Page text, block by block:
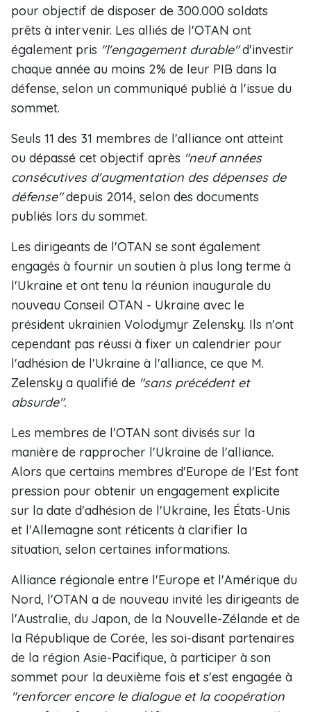
pour objectif de disposer de 300.000 soldats
prêts à intervenir. Les alliés de l'OTAN ont
également pris "l'engagement durable"d'investir
chaque année au moins 2% de leur PIB dans la
défense, selon un communiqué publié à l'issue du
sommet.
Seuls 11 des 31 membres de l'alliance ont atteint
ou dépassé cet objectif après "neuf années
consécutives d'augmentation des dépenses de
défense"depuis 2014, selon des documents
publiés lors du sommet.
Les dirigeants de l'OTAN se sont également
engagés à fournir un soutien à plus long terme à
l'Ukraine et ont tenu la réunion inaugurale du
nouveau Conseil OTAN - Ukraine avec le
président ukrainien Volodymyr Zelensky. Ils n'ont
cependant pas réussi à fixer un calendrier pour
l'adhésion de l'Ukraine à l'alliance, ce que M.
Zelensky a qualifié de "sans précédent et
absurde".
Les membres de l'OTAN sont divisés sur la
manière de rapprocher l'Ukraine de l'alliance.
Alors que certains membres d'Europe de l'Est font
pression pour obtenir un engagement explicite
sur la date d'adhésion de l'Ukraine, les États-Unis
et l'Allemagne sont réticents à clarifier la
situation, selon certaines informations.
Alliance régionale entre l'Europe et l'Amérique du
Nord, l'OTAN a de nouveau invité les dirigeants de
l'Australie, du Japon, de la Nouvelle-Zélande et de
la République de Corée, les soi-disant partenaires
de la région Asie-Pacifique, à participer à son
sommet pour la deuxième fois et s'est engagée à
"renforcer encore le dialogue et la coopération